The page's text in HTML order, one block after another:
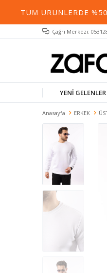
TÜM ÜRÜNLERDE %50
Çağrı Merkezi:
YENİ GELENLER
Anasayfa ERKEK